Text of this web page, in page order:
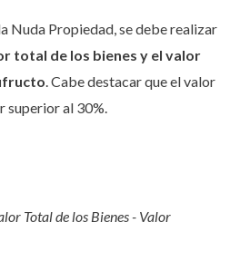
Nuda Propiedad, se debe realizar
total de los bienes y el valor
. Cabe destacar que el valor
superior al 30%.
Total de los Bienes - Valor